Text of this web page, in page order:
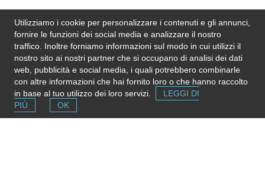
Se l'informazione in questa pagina non è corretta, aggiornata
e completa,inviaci una nota. Grazie!
Please note: We do not represent the above
organization/service: send any inquiry or complaint directly to
it. Please do not send us CVs or applications!
Utilizziamo i cookie per personalizzare i contenuti e gli annunci,
fornire le funzioni dei social media e analizzare il nostro
traffico. Inoltre forniamo informazioni sul modo in cui utilizzi il
nostro sito ai nostri partner che si occupano di analisi dei dati
web, pubblicità e social media, i quali potrebbero combinarle
con altre informazioni che hai fornito loro o che hanno raccolto
in base al tuo utilizzo dei loro servizi.
LEGGI DI
PIÙ
OK